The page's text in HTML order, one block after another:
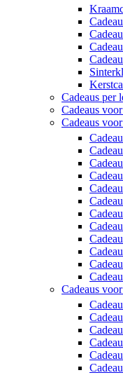
Cadeaus per
Cadeaus
Cadeaus
Cadeaus